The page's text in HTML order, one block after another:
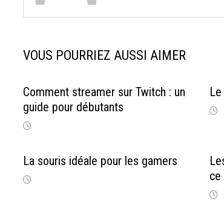
VOUS POURRIEZ AUSSI AIMER
Comment streamer sur Twitch : un
guide pour débutants
La souris idéale pour les gamers
ce